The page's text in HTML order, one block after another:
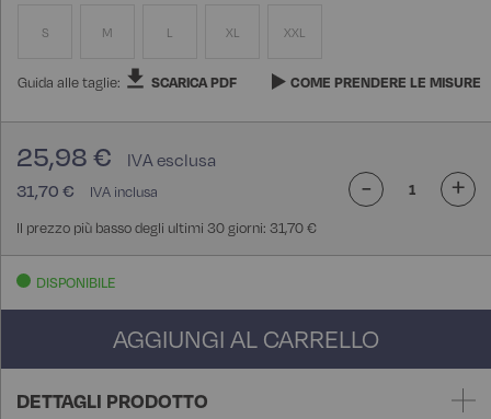
S M L XL XXL
Guida alle taglie: SCARICA PDF COME PRENDERE LE MISURE
31,70 €
25,98 €
Il prezzo più basso degli ultimi 30 giorni: 31,70 €
- +
DISPONIBILE
AGGIUNGI AL CARRELLO
DETTAGLI PRODOTTO